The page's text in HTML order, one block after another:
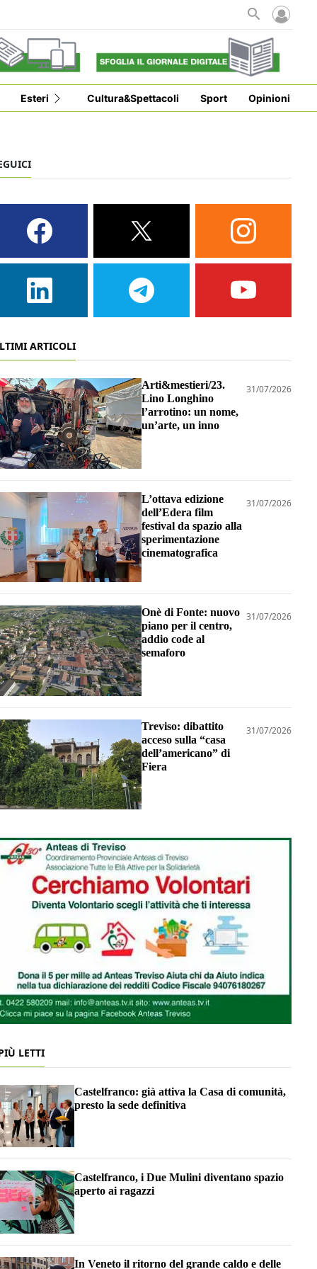
Esteri Cultura&Spettacoli Sport Opinioni
ARTICOLI
Arti&mestieri/23.
Lino Longhino
l’arrotino: un nome,
un’arte, un inno
31/07/2026
L’ottava edizione
dell’Edera film
festival da spazio alla
sperimentazione
cinematografica
31/07/2026
Onè di Fonte: nuovo
piano per il centro,
addio code al
semaforo
31/07/2026
Treviso: dibattito
acceso sulla “casa
dell’americano” di
Fiera
31/07/2026
LETTI
Castelfranco: già attiva la Casa di comunità,
presto la sede definitiva
Castelfranco, i Due Mulini diventano spazio
aperto ai ragazzi
In Veneto il ritorno del grande caldo e delle